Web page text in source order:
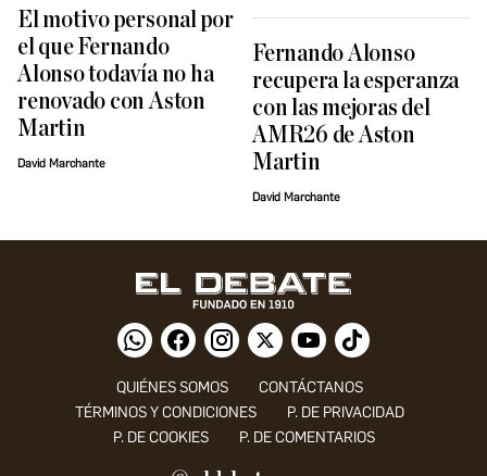
El motivo personal por
el que Fernando
Alonso todavía no ha
renovado con Aston
Martin
David Marchante
Fernando Alonso
recupera la esperanza
con las mejoras del
AMR26 de Aston
Martin
David Marchante
QUIÉNES SOMOS
CONTÁCTANOS
TÉRMINOS Y CONDICIONES
P. DE PRIVACIDAD
P. DE COOKIES
P. DE COMENTARIOS